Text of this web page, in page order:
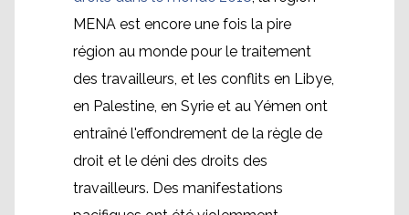
MENA est encore une fois la pire
région au monde pour le traitement
des travailleurs, et les conflits en Libye,
en Palestine, en Syrie et au Yémen ont
entraîné l'effondrement de la règle de
droit et le déni des droits des
travailleurs. Des manifestations